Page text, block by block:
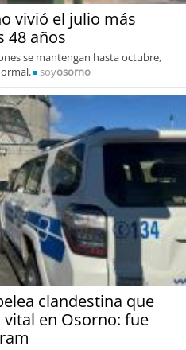
vivió el julio más
48 años
se mantengan hasta octubre,
soyosorno
clandestina que
en Osorno: fue